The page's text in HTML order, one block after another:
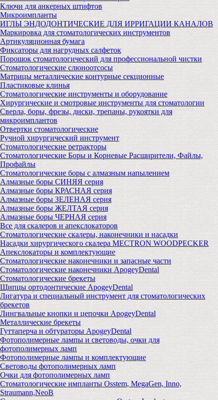
Ключи для анкерных штифтов
Микроимпланты
ИГЛЫ ЭНДОДОНТИЧЕСКИЕ ДЛЯ ИРРИГАЦИИ КАНАЛОВ
Маркировка для стоматологических инструментов
Артикуляционная бумага
Фиксаторы для нагрудных салфеток
Порошок стоматологический для профессиональной чистки
Стоматологические слюноотсосы
Матрицы металлические контурные секционные
Пластиковые клинья
Стоматологические инструменты и оборудование
Хирургические и смотровые инструменты для стоматологии
Сверла, боры, фрезы, диски, трепаны, рукоятки для
микроимплантов
Отвертки стоматологические
Ручной хирургический инструмент
Стоматологические ретракторы
Стоматологические Боры и Корневые Расширители, Файлы,
Профайлы
Стоматологические боры с алмазным напылением
Алмазные боры СИНЯЯ серия
Алмазные боры КРАСНАЯ серия
Алмазные боры ЗЕЛЕНАЯ серия
Алмазные боры ЖЕЛТАЯ серия
Алмазные боры ЧЕРНАЯ серия
Все для скалеров и апекслокаторов
Стоматологические скалеры, наконечники и насадки
Насадки хирургического скалера MECTRON WOODPECKER
Апекслокаторы и комплектующие
Стоматологические наконечники и запасные части
Стоматологические наконечники ApogeyDental
Стоматологические брекеты
Щипцы ортодонтические ApogeyDental
Лигатура и специальный инструмент для стоматологических
брекетов
Лингвальные кнопки и цепочки ApogeyDental
Металлические брекеты
Гуттаперча и обтураторы ApogeyDental
Фотополимерные лампы и световоды, очки для
фотополимерных ламп
Фотополимерные лампы и комплектующие
Световоды фотополимерных ламп
Очки для фотополимерных ламп
Стоматологические импланты Osstem, MegaGen, Inno,
Straumann,NeoB